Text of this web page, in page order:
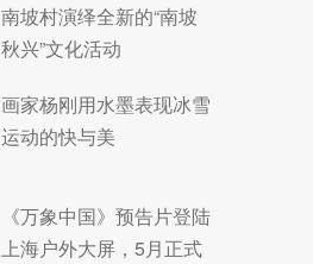
南坡村演绎全新的“南坡
秋兴”文化活动
画家杨刚用水墨表现冰雪
运动的快与美
《万象中国》预告片登陆
上海户外大屏，5月正式